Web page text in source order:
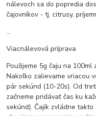
nálevoch sa do popredia
čajovníkov - tj. citrusy,
...
Viacnálevová príprava
Použijeme 5g čaju na 100ml
Nakoľko zalievame vriacou
pár sekúnd (10-20s). Od
začneme pridávať čas ku
sekúnd). Čajík zvládne